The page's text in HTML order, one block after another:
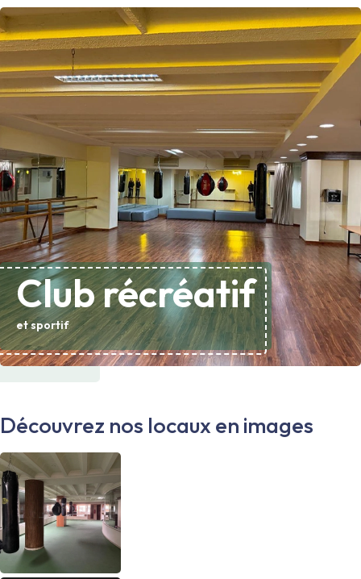
Clubrécréatif
et sportif
Découvrez nos locaux en images